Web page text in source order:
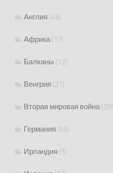
Англия (49)
Африка(17)
Балканы (12)
Венгрия (21)
Вторая мировая война(29)
Германия (65)
Ирландия (3)